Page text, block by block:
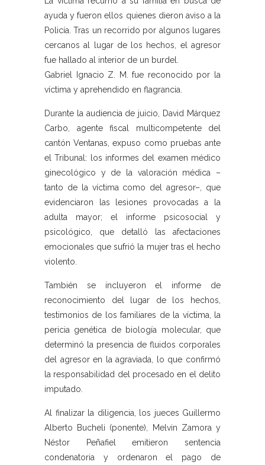
ayuda y fueron ellos quienes dieron aviso a la
Policía. Tras un recorrido por algunos lugares
cercanos al lugar de los hechos, el agresor
fue hallado al interior de un burdel.
Gabriel Ignacio Z. M. fue reconocido por la
víctima y aprehendido en flagrancia.
Durante la audiencia de juicio, David Márquez
Carbo, agente fiscal multicompetente del
cantón Ventanas, expuso como pruebas ante
el Tribunal: los informes del examen médico
ginecológico y de la valoración médica –
tanto de la víctima como del agresor–, que
evidenciaron las lesiones provocadas a la
adulta mayor; el informe psicosocial y
psicológico, que detalló las afectaciones
emocionales que sufrió la mujer tras el hecho
violento.
También se incluyeron el informe de
reconocimiento del lugar de los hechos,
testimonios de los familiares de la víctima, la
pericia genética de biología molecular, que
determinó la presencia de fluidos corporales
del agresor en la agraviada, lo que confirmó
la responsabilidad del procesado en el delito
imputado.
Al finalizar la diligencia, los jueces Guillermo
Alberto Bucheli (ponente), Melvin Zamora y
Néstor Peñafiel emitieron sentencia
condenatoria y ordenaron el pago de